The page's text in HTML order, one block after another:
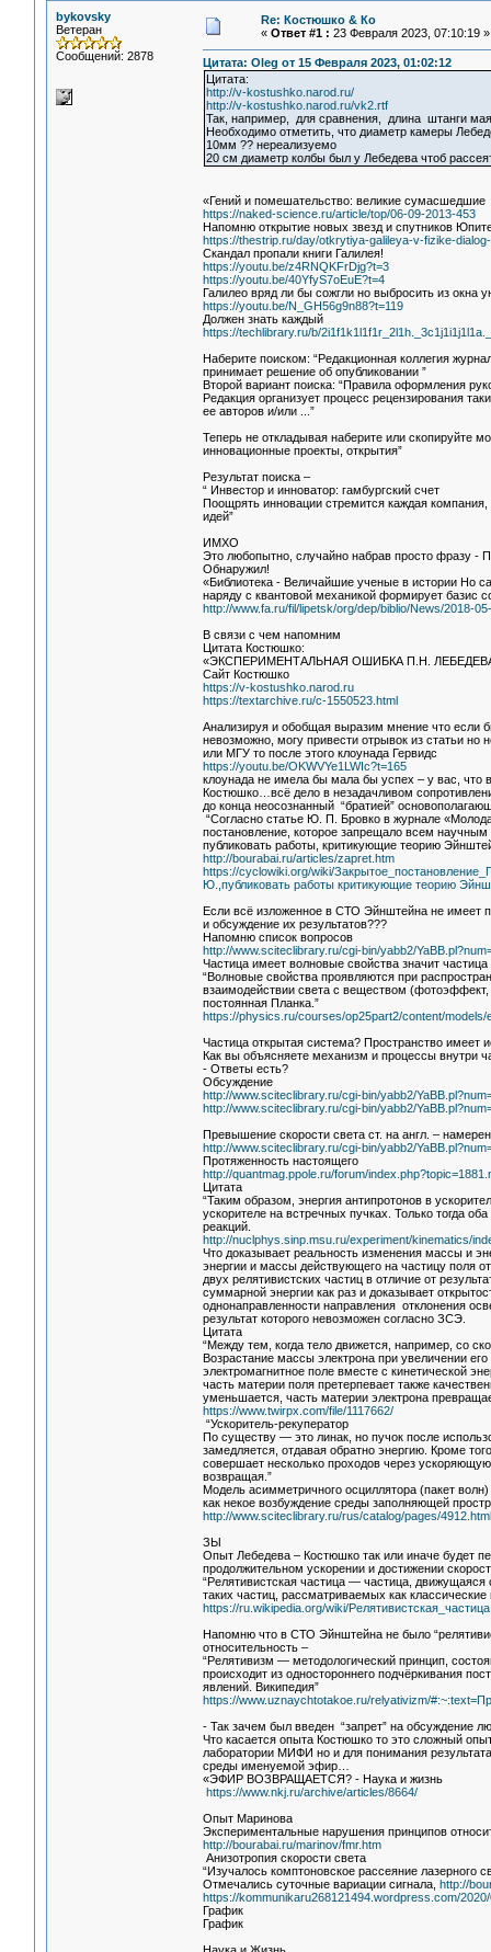
bykovsky
Ветеран
Сообщений: 2878
Re: Костюшко & Ко
« Ответ #1 : 23 Февраля 2023, 07:10:19 »
Цитата: Oleg от 15 Февраля 2023, 01:02:12
Цитата:
http://v-kostushko.narod.ru/
http://v-kostushko.narod.ru/vk2.rtf
Так, например, для сравнения, длина штанги
Необходимо отметить, что диаметр камеры
10мм ?? нереализуемо
20 см диаметр колбы был у Лебедева чтоб
«Гений и помешательство: великие сумасшедшие
https://naked-science.ru/article/top/06-09-2013-453
Напомню открытие новых звезд и спутников
https://thestrip.ru/day/otkrytiya-galileya-v-fizike-
Скандал пропали книги Галилея!
https://youtu.be/z4RNQKFrDjg?t=3
https://youtu.be/40YfyS7oEuE?t=4
Галилео вряд ли бы сожгли но выбросить из окна
https://youtu.be/N_GH56g9n88?t=119
Должен знать каждый
https://techlibrary.ru/b/
Наберите поиском: “Редакционная коллегия
принимает решение об опубликовании ”
Второй вариант поиска: “Правила оформления
Редакция организует процесс рецензирования
ее авторов и/или ...”
Теперь не откладывая наберите или скопируйте
инновационные проекты, открытия”
Результат поиска –
“ Инвестор и инноватор: гамбургский счет
Поощрять инновации стремится каждая компания,
идей”
ИМХО
Это любопытно, случайно набрав просто фразу -
Обнаружил!
«Библиотека - Величайшие ученые в истории Но
наряду с квантовой механикой формирует базис
http://www.fa.ru/fil/lipetsk/org/dep/biblio/News/2018-
В связи с чем напомним
Цитата Костюшко:
«ЭКСПЕРИМЕНТАЛЬНАЯ ОШИБКА П.Н.
Сайт Костюшко
https://v-kostushko.narod.ru
https://textarchive.ru/c-1550523.html
Анализируя и обобщая выразим мнение что если
невозможно, могу привести отрывок из статьи
или МГУ то после этого клоунада Гервидс
https://youtu.be/OKWVYe1LWIc?t=165
клоунада не имела бы мала бы успех – у вас, что
Костюшко…всё дело в незадачливом
до конца неосознанный “братией”
“Согласно статье Ю. П. Бровко в журнале
постановление, которое запрещало всем
публиковать работы, критикующие теорию
http://bourabai.ru/articles/zapret.htm
https://cyclowiki.org/wiki/
Ю.,публиковать работы критикующие теорию
Если всё изложенное в СТО Эйнштейна не имеет
и обсуждение их результатов???
Напомню список вопросов
http://www.sciteclibrary.ru/cgi-bin/yabb2/
Частица имеет волновые свойства значит частица
“Волновые свойства проявляются при
взаимодействии света с веществом (фотоэффект,
постоянная Планка.”
https://physics.ru/courses/op25part2/content/models/
Частица открытая система? Пространство имеет
Как вы объясняете механизм и процессы внутри
- Ответы есть?
Обсуждение
http://www.sciteclibrary.ru/cgi-bin/yabb2/
http://www.sciteclibrary.ru/cgi-bin/yabb2/
Превышение скорости света ст. на англ. –
http://www.sciteclibrary.ru/cgi-bin/yabb2/
Протяженность настоящего
http://quantmag.ppole.ru/forum/
Цитата
“Таким образом, энергия антипротонов в
ускорителе на встречных пучках. Только тогда
реакций.
http://nuclphys.sinp.msu.ru/experiment/kinematics/
Что доказывает реальность изменения массы и
энергии и массы действующего на частицу поля
двух релятивистских частиц в отличие от
суммарной энергии как раз и доказывает
однонаправленности направления отклонения
результат которого невозможен согласно ЗСЭ.
Цитата
“Между тем, когда тело движется, например, со
Возрастание массы электрона при увеличении
электромагнитное поле вместе с кинетической
часть материи поля претерпевает также
уменьшается, часть материи электрона
https://www.twirpx.com/file/1117662/
“Ускоритель-рекуператор
По существу — это линак, но пучок после
замедляется, отдавая обратно энергию. Кроме
совершает несколько проходов через
возвращая.”
Модель асимметричного осциллятора (пакет
как некое возбуждение среды заполняющей
http://www.sciteclibrary.ru/rus/catalog/pages/4912.html
ЗЫ
Опыт Лебедева – Костюшко так или иначе будет
продолжительном ускорении и достижении
“Релятивистская частица — частица,
таких частиц, рассматриваемых как
https://ru.wikipedia.org/wiki/Релятивистская_частица
Напомню что в СТО Эйнштейна не было
относительность –
“Релятивизм — методологический принцип,
происходит из одностороннего подчёркивания
явлений. Википедия”
https://www.uznaychtotakoe.ru/relyativizm/
- Так зачем был введен “запрет” на обсуждение
Что касается опыта Костюшко то это сложный
лаборатории МИФИ но и для понимания
среды именуемой эфир…
«ЭФИР ВОЗВРАЩАЕТСЯ? - Наука и жизнь
https://www.nkj.ru/archive/articles/8664/
Опыт Маринова
Экспериментальные нарушения принципов
http://bourabai.ru/marinov/fmr.htm
Анизотропия скорости света
“Изучалось комптоновское рассеяние лазерного
Отмечались суточные вариации сигнала, http://
https://kommunikaru268121494.wordpress.com/
График
График